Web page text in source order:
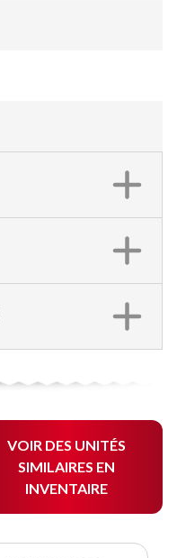
VOIR DES UNITÉS
SIMILAIRES EN
INVENTAIRE